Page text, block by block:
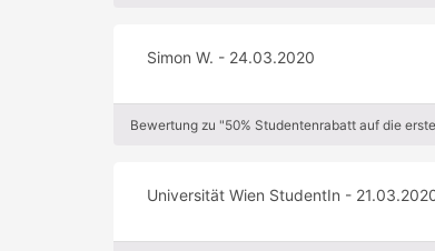
Simon W. - 24.03.2020
Bewertung zu "50% Studentenrabatt auf die
Universität Wien StudentIn -